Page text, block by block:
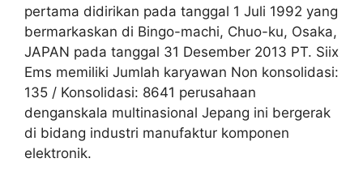
pertama didirikan pada tanggal 1 Juli 1992 yang
bermarkaskan di Bingo-machi, Chuo-ku, Osaka,
JAPAN pada tanggal 31 Desember 2013 PT. Siix
Ems memiliki Jumlah karyawan Non konsolidasi:
135 / Konsolidasi: 8641 perusahaan
denganskala multinasional Jepang ini bergerak
di bidang industri manufaktur komponen
elektronik.